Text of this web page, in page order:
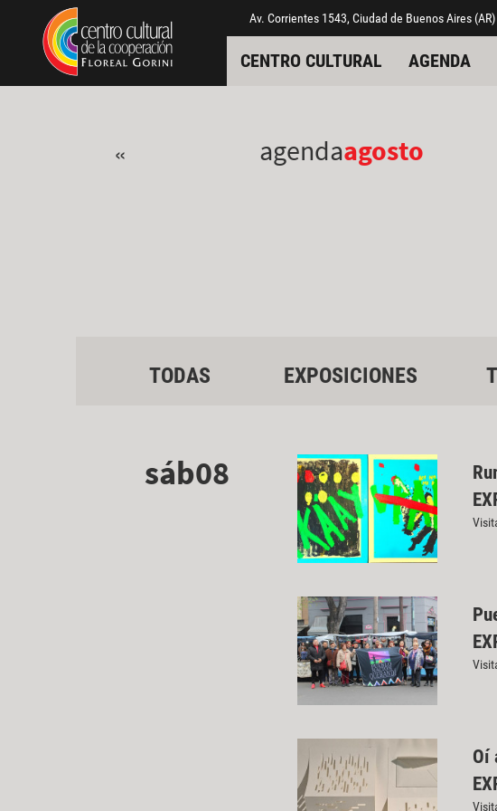
Pasar al contenido principal
Jump to main content Av. Corrientes 1543, Ciudad de Buenos Aires
CENTRO CULTURAL AGENDA
« agendaagosto
TODAS EXPOSICIONES
sáb08
Oí